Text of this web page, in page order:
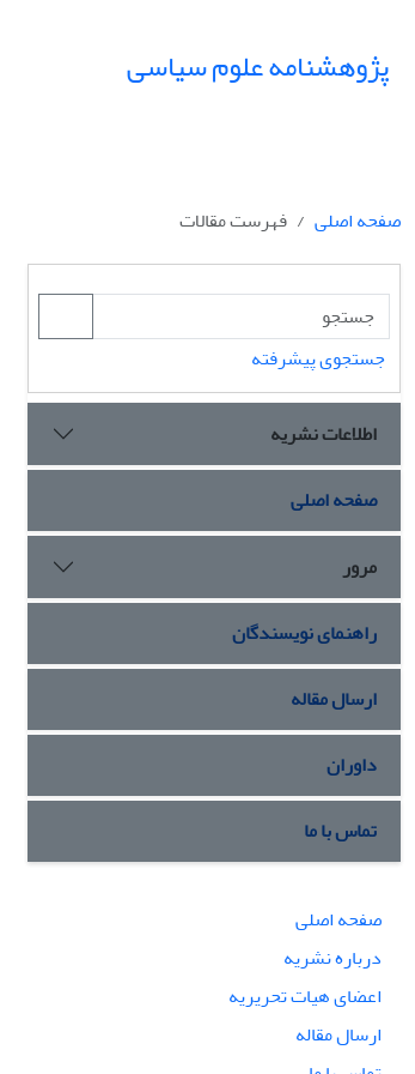
پژوهشنامه علوم سیاسی
صفحه اصلی
فهرست مقالات
جستجوی پیشرفته
اطلاعات نشریه
صفحه اصلی
مرور
راهنمای نویسندگان
ارسال مقاله
داوران
تماس با ما
صفحه اصلی
درباره نشریه
اعضای هیات تحریریه
ارسال مقاله